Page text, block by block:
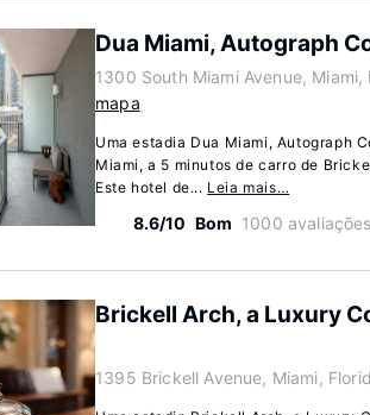
Dua Miami, Autograph
1300 South Miami Avenue,
mapa
Uma estadia Dua Miami, Autograph
Miami, a 5 minutos de carro de
Este hotel de... Leia mais…
8.6/10 Bom 1000 avaliações
Brickell Arch, a Luxury
1395 Brickell Avenue, Miami,